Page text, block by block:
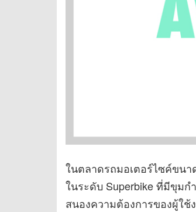
ในตลาดรถมอเตอร์ไซค์ขน
ในระดับ Superbike ที่มีขุม
สนองความต้องการของผู้ใ